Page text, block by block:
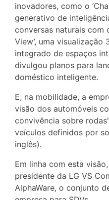
inovadores, como o
generativo de
conversas naturais com
View’, uma
integrado de espaços
divulgou planos para
doméstico inteligente.
E, na mobilidade, a
visão dos automóveis
convivência sobre
veículos definidos por
inglês).
Em linha com esta
presidente da LG VS
AlphaWare, o conjunto